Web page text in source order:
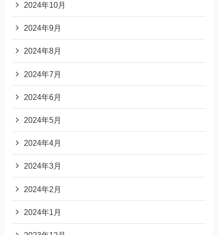
2024年10月
2024年9月
2024年8月
2024年7月
2024年6月
2024年5月
2024年4月
2024年3月
2024年2月
2024年1月